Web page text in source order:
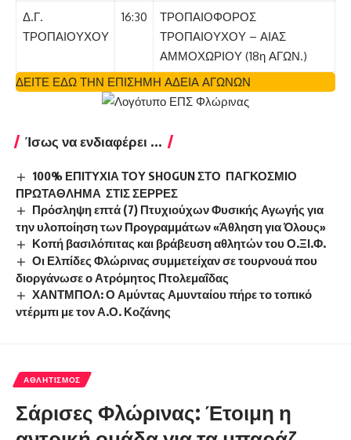
Δ.Γ.
ΤΡΟΠΑΙΟΥΧΟΥ
16:30
ΤΡΟΠΑΙΟΦΟΡΟΣ
ΤΡΟΠΑΙΟΥΧΟΥ – ΑΙΑΣ
ΑΜΜΟΧΩΡΙΟΥ (18η ΑΓΩΝ.)
ΔΕΙΤΕ ΕΔΩ ΤΗΝ ΕΠΙΣΗΜΗ ΑΔΕΙΑ ΑΓΩΝΩΝ
Ίσως να ενδιαφέρει ...
100% ΕΠΙΤΥΧΙΑ ΤΟΥ SHOGUN ΣΤΟ ΠΑΓΚΟΣΜΙΟ
ΠΡΩΤΑΘΛΗΜΑ ΣΤΙΣ ΣΕΡΡΕΣ
Πρόσληψη επτά (7) Πτυχιούχων Φυσικής Αγωγής για
την υλοποίηση των Προγραμμάτων «Άθληση για Όλους»
Κοπή βασιλόπιτας και βράβευση αθλητών του Ο.ΞΙ.Φ.
Οι Ελπίδες Φλώρινας συμμετείχαν σε τουρνουά που
διοργάνωσε ο Ατρόμητος Πτολεμαΐδας
ΧΑΝΤΜΠΟΛ: Ο Αμύντας Αμυνταίου πήρε το τοπικό
ντέρμπι με τον Α.Ο. Κοζάνης
ΑΘΛΗΤΙΣΜΌΣ
Σάρισες Φλώρινας: Έτοιμη η